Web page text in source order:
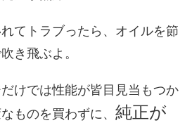
てトラブったら、オイルを節
き飛ぶよ。
けでは性能が皆目見当もつか
ものを買わずに、 純正が